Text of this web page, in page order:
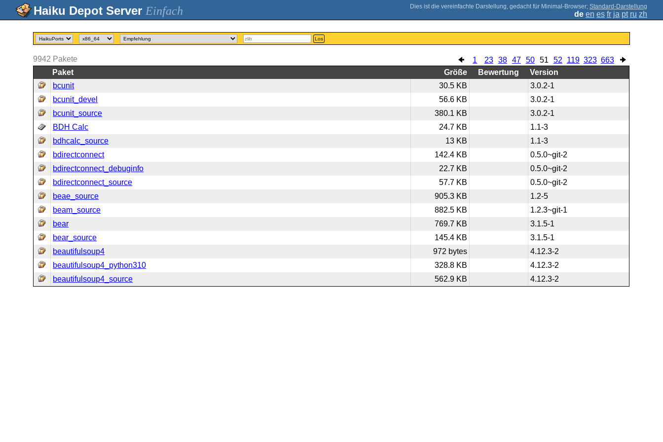
Einfach ; Standard-Darstellung
de en es fr ja pt ru zh
Los
1 23 38 47 50 51 52 119 323 663
9942 Pakete
Paket
Größe Bewertung
Version
bcunit
30.5 KB
3.0.2-1
bcunit_devel
56.6 KB
3.0.2-1
bcunit_source
380.1 KB
3.0.2-1
BDH Calc
24.7 KB
1.1-3
bdhcalc_source
13 KB
1.1-3
bdirectconnect
142.4 KB
0.5.0~git-2
bdirectconnect_debuginfo
22.7 KB
0.5.0~git-2
bdirectconnect_source
57.7 KB
0.5.0~git-2
beae_source
905.3 KB
1.2-5
beam_source
882.5 KB
1.2.3~git-1
bear
769.7 KB
3.1.5-1
bear_source
145.4 KB
3.1.5-1
beautifulsoup4
972 bytes
4.12.3-2
beautifulsoup4_python310
328.8 KB
4.12.3-2
beautifulsoup4_source
562.9 KB 4.12.3-2